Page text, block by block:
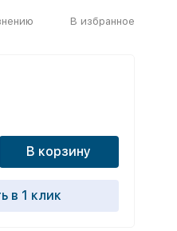
В избранное
В корзину
в 1 клик